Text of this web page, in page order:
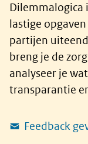
Dilemmalogica
lastige
partijen
breng je de
analyseer je
transparantie
Feedback